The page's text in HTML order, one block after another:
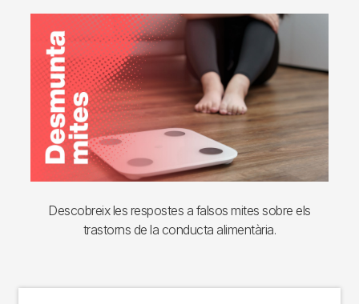
Imagen
Descobreix les respostes a falsos mites sobre els
trastorns de la conducta alimentària.